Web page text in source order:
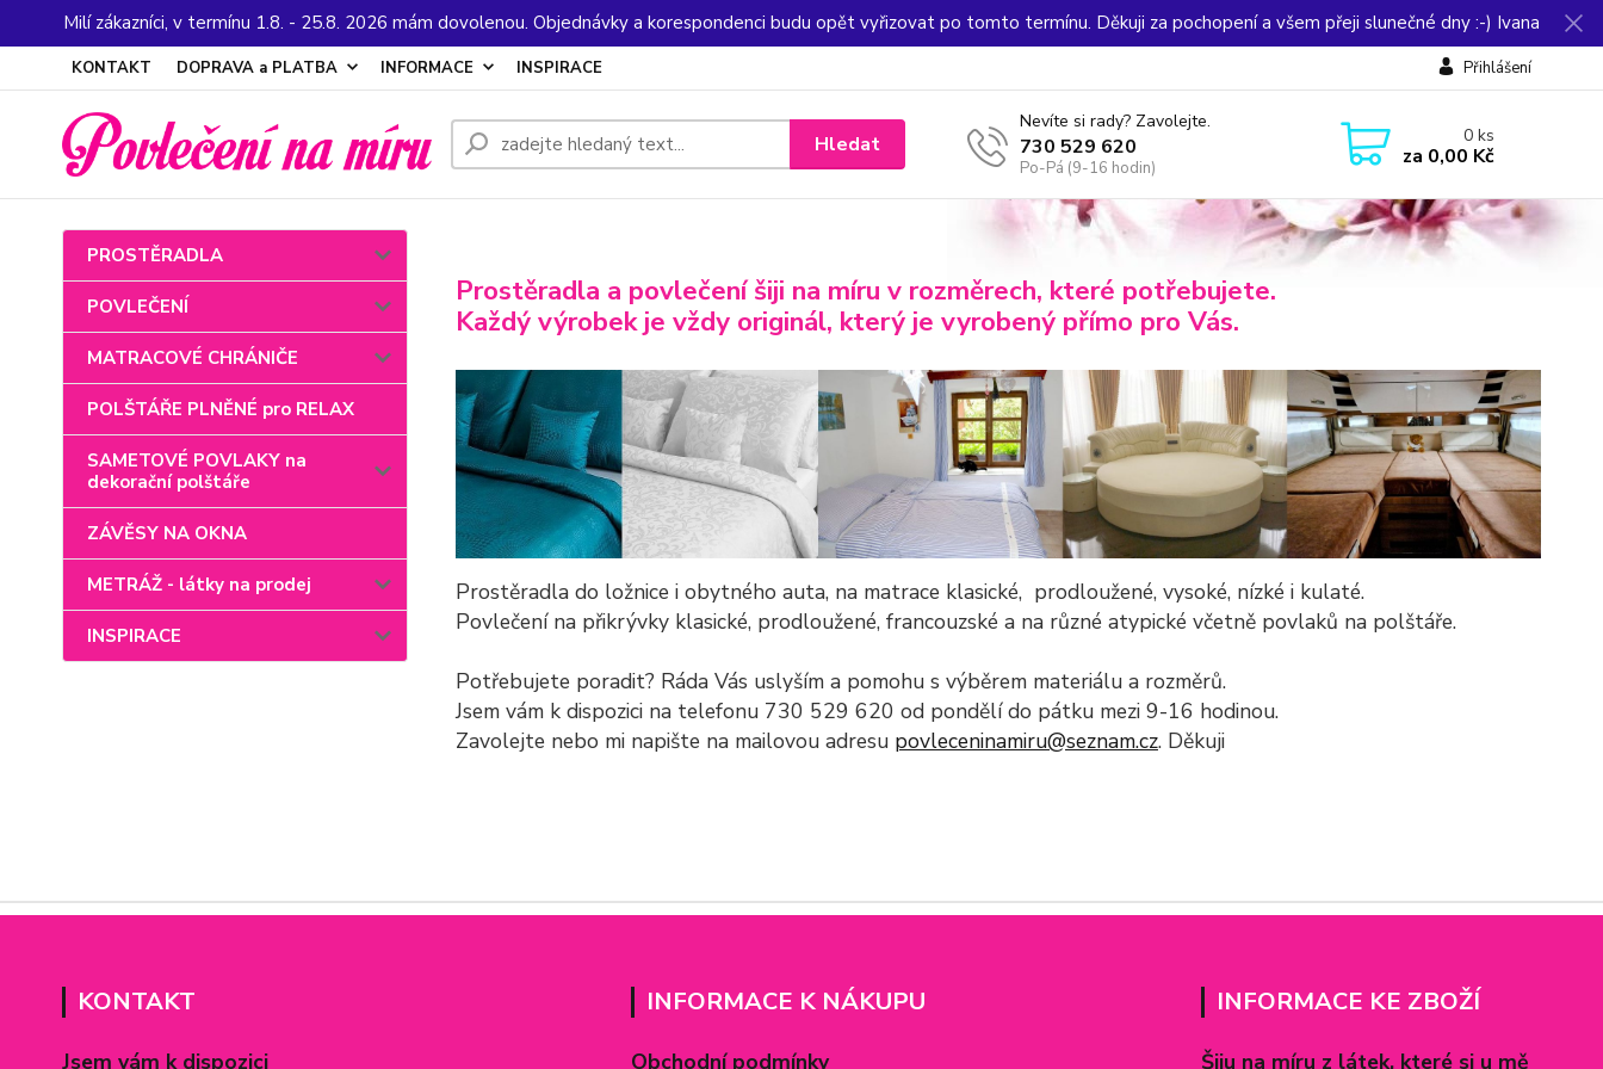
Milí zákazníci, v termínu 1.8. - 25.8. 2026 mám dovolenou. Objednávky a korespondenci budu opět vyřizovat po tomto termínu. Děkuji za pochopení a všem přeji slunečné dny :-) Ivana
KONTAKT DOPRAVA a PLATBA INFORMACE INSPIRACE Přihlášení
Hledat
Nevíte si rady? Zavolejte.
730 529 620
Po-Pá (9-16 hodin)
0ks
za 0,00 Kč
PROSTĚRADLA
POVLEČENÍ
MATRACOVÉ CHRÁNIČE
POLŠTÁŘE PLNĚNÉ pro RELAX
SAMETOVÉ POVLAKY na
dekorační polštáře
ZÁVĚSY NA OKNA
METRÁŽ - látky na prodej
INSPIRACE
Prostěradla a povlečení šiji na míru v rozměrech, které potřebujete.
Každý výrobek je vždy originál, který je vyrobený přímo pro Vás.
Prostěradla do ložnice i obytného auta, na matrace klasické, prodloužené, vysoké, nízké i kulaté.
Povlečení na přikrývky klasické, prodloužené, francouzské a na různé atypické včetně povlaků na polštáře.
Potřebujete poradit? Ráda Vás uslyším a pomohu s výběrem materiálu a rozměrů.
Jsem vám k dispozici na telefonu 730 529 620 od pondělí do pátku mezi 9-16 hodinou.
Zavolejte nebo mi napište na mailovou adresu povleceninamiru@seznam.cz. Děkuji
KONTAKT
Jsem vám k dispozici
INFORMACE K NÁKUPU
Obchodní podmínky
INFORMACE KE ZBOŽÍ
Šiju na míru z látek, které si u mě